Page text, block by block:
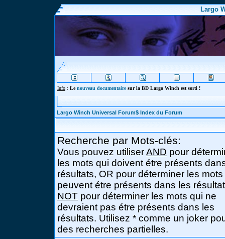
Largo
Info : Lenouveau documentairesur la BD Largo Winch est sorti !
Largo Winch Universal Forum$ Index du Forum
Recherche par Mots-clés:
Vous pouvez utiliserAND pour
les mots qui doivent étre présents
résultats, OR pour déterminer les
peuvent étre présents dans les
NOT pour déterminer les mots qui ne
devraient pas étre présents dans les
résultats. Utilisez * comme un joker
des recherches partielles.